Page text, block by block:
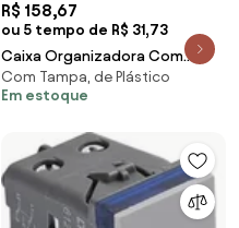
R$ 158,67
ou 5 tempo de R$ 31,73
Caixa Organizadora Com
Tampa de Bambu (Cinza) - 18L
Com Tampa, de Plástico
Em estoque